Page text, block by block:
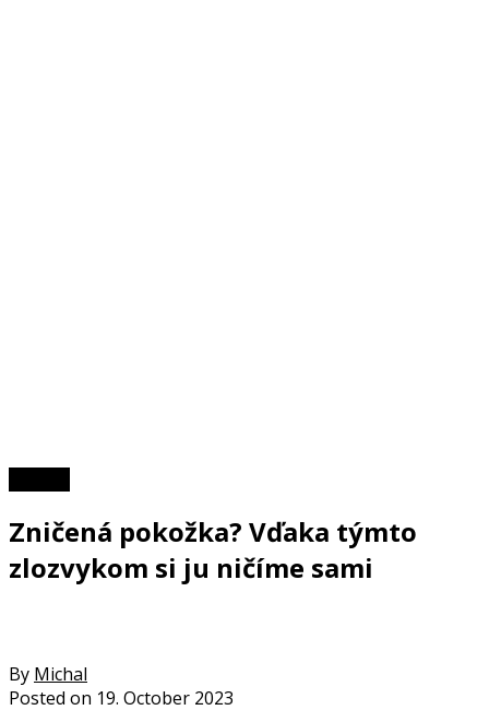
Zničená pokožka? Vďaka týmto
zlozvykom si ju ničíme sami
By Michal
Posted on 19. October 2023